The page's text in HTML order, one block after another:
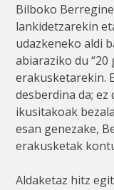
Bilboko
lankidetzarekin
udazkeneko aldi
abiaraziko du
erakusketarekin.
desberdina da;
ikusitakoak
esan genezake,
erakusketak
Aldaketaz hitz